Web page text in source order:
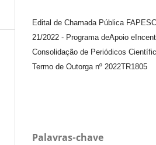
Edital de Chamada Pública
21/2022 - Programa deApoio e
Consolidação de Periódicos
Termo de Outorga nº 2022TR1805
Palavras-chave